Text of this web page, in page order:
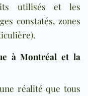
utilisés et les
constatés, zones
à Montréal et la
réalité que tous